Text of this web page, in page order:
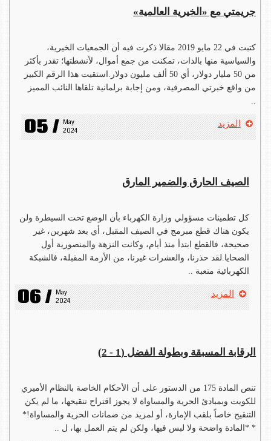
جريمتي مع «الخيرية العالمية»
كتبت في 22 مايو 2019 مقالا ذكرت فيه أن الجمعيات الخيرية،
والسياسية منها بالذات، تمكنت من جمع أموال، لأنشطتها؛ تقدر بأكثر
من 50 مليار دولار، أي 50 ألف مليون دولار.استقيت هذا الرقم الكبير
من واقع خبرتي المصرفية، ومن إجابة برلمانية تلقاها النائب المميز
..
05 / May
2024
المزيد
الصيف الحارق والضمير المارق
كل تطمينات مسؤولي وزارة الكهرباء بأن الوضع تحت السيطرة ولن
يكون هناك قطع مبرمج في الصيف المقبل، أي بعد شهرين، غير
صحيحة، فالقطع ابتدأ منذ أيام، وكانت النزهة والمنصورية أول
الضحايا.لقد حذرنا، والعشرات غيرنا، من الأزمة المقبلة، فالشبكة
الكهربائية متعبة ..
06 / May
2024
المزيد
الرقابة المسبقة وبطولة الفضل (1 - 2)
تنص المادة 175 من الدستور على أن الأحكام الخاصة بالنظام الأميري
للكويت وبمبادئ الحرية والمساواة لا يجوز اقتراح تنقيحها، ما لم يكن
التنقيح خاصاً بلقب الإمارة، أو لمزيد من ضمانات الحرية والمساواة!*
* *المادة واضحة ولا لبس فيها، ولكن لم يتم العمل بها، ل ..